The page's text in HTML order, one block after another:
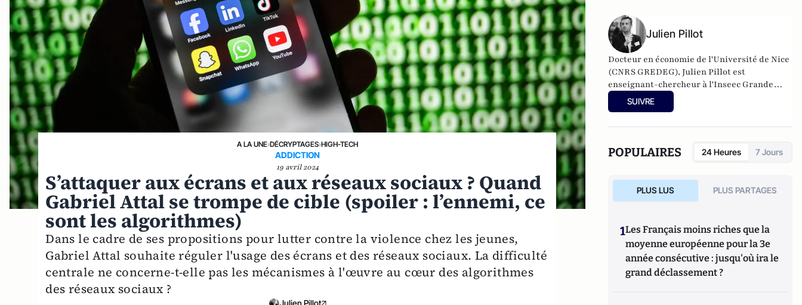
A LA UNE›DÉCRYPTAGES›HIGH-TECH
ADDICTION
19 avril 2024
S’attaquer aux écrans et aux réseaux sociaux ? Quand
Gabriel Attal se trompe de cible (spoiler : l’ennemi, ce
sont les algorithmes)
Dans le cadre de ses propositions pour lutter contre la violence chez les jeunes,
Gabriel Attal souhaite réguler l'usage des écrans et des réseaux sociaux. La difficulté
centrale ne concerne-t-elle pas les mécanismes à l'œuvre au cœur des algorithmes
des réseaux sociaux ?
Julien Pillot
Docteur en économie de l'Université de Nice
(CNRS GREDEG), Julien Pillot est
enseignant-chercheur à l'Inseec Grande
Ecole. Il dirige également le pôle de
valorisation de la recherche de la Faculté du
que ponctuellement dans d'autres
Universités. Il s'intéresse principalement à
numérique, aux stratégies concurrentielles,
et à l'évaluation des impacts économiques,
l'introduction d'une innovation. Son
expertise porte principalement sur le
secteur de la tech, les industries créatives et
culturelles, l'automobile, ainsi que les
industries de réseau
SUIVRE
POPULAIRES 24 Heures 7 Jours
PLUS LUS PLUS PARTAGES
1Les Français moins riches que la
moyenne européenne pour la 3e
année consécutive : jusqu'où ira le
grand déclassement ?